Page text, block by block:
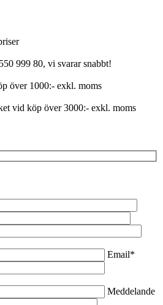
999 80, vi svarar snabbt!
över 1000:- exkl. moms
vid köp över 3000:- exkl. moms
Email*
Meddelande